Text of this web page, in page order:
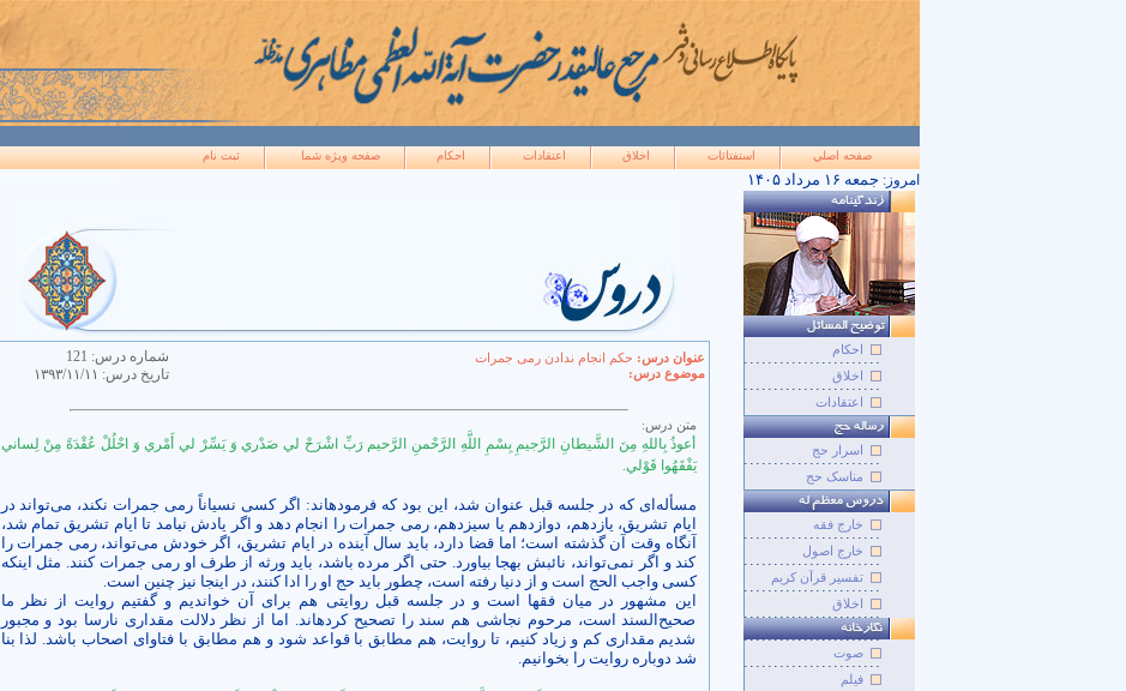
صفحه اصلي استفتائات اخلاق اعتقادات احکام صفحه ويژه شما ثبت نام
امروز: ۱۴۰۵ جمعه ۱۶ مرداد
عنوان درس: حکم انجام ندادن رمی جمرات
موضوع درس:
شماره درس: 121
تاريخ درس: ۱۳۹۳/۱۱/۱۱
متن درس:
أعوذُ بِاللهِ مِنَ الشَّیطانِ الرَّجیمِ بِسْمِ اللَّهِ الرَّحْمنِ الرَّحيم‏ رَبِّ اشْرَحْ لي‏ صَدْري وَ يَسِّرْ لي‏ أَمْري وَ احْلُلْ عُقْدَةً مِنْ لِساني‏
يَفْقَهُوا قَوْلي.
مسأله‌ای که در جلسه قبل عنوان شد، این بود که فرموده­اند: اگر کسی نسیاناً رمی جمرات نکند، می‌تواند در
ایام تشریق، یازدهم، دوازدهم یا سیزدهم، رمی جمرات را انجام دهد و اگر یادش نیامد تا ایام تشریق تمام شد،
آنگاه وقت آن گذشته است؛ اما قضا دارد، باید سال آینده در ایام تشریق، اگر خودش می‌تواند، رمی جمرات را
کند و اگر نمی‌تواند، نائبش به­جا بیاورد. حتی اگر مرده باشد، باید ورثه از طرف او رمی جمرات کنند. مثل این­که
کسی واجب الحج است و از دنیا رفته است، چطور باید حج او را ادا کنند، در اینجا نیز چنین است.
این مشهور در میان فقها است و در جلسه قبل روایتی هم برای آن خواندیم و گفتیم روایت از نظر ما
صحیح‌السند است، مرحوم نجاشی هم سند را تصحیح کرده­اند. اما از نظر دلالت مقداری نارسا بود و مجبور
شدیم مقداری کم و زیاد کنیم، تا روایت، هم مطابق با قواعد شود و هم مطابق با فتاوای اصحاب باشد. لذا بنا
شد دوباره روایت را بخوانیم.
احکام
اخلاق
اعتقادات
اسرار حج
مناسک حج
خارج فقه
خارج اصول
تفسیر قرآن کریم
اخلاق
صوت
فيلم